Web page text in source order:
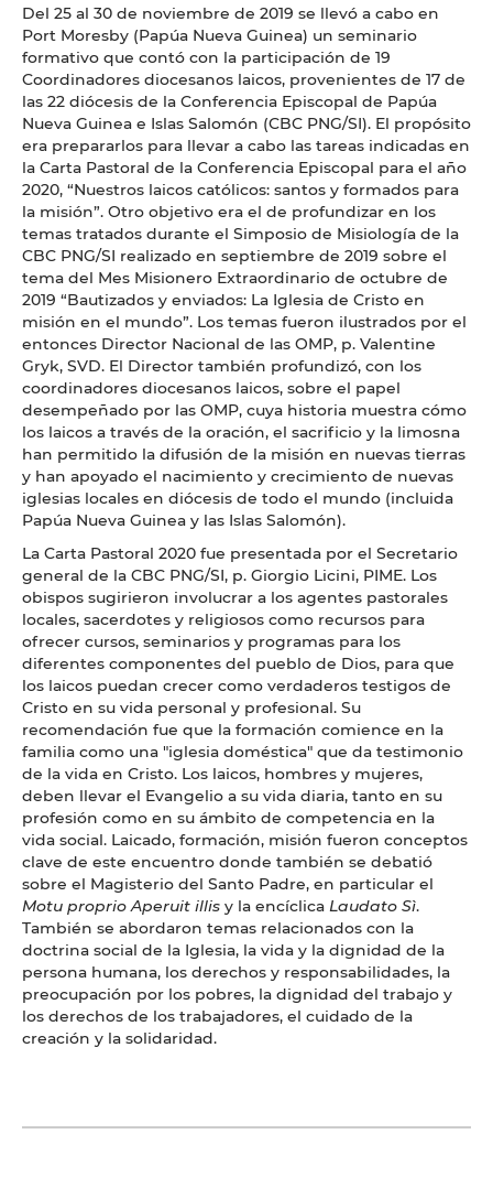
Del 25 al 30 de noviembre de 2019 se llevó a cabo en
Port Moresby (Papúa Nueva Guinea) un seminario
formativo que contó con la participación de 19
Coordinadores diocesanos laicos, provenientes de 17 de
las 22 diócesis de la Conferencia Episcopal de Papúa
Nueva Guinea e Islas Salomón (CBC PNG/SI). El propósito
era prepararlos para llevar a cabo las tareas indicadas en
la Carta Pastoral de la Conferencia Episcopal para el año
2020, “Nuestros laicos católicos: santos y formados para
la misión”. Otro objetivo era el de profundizar en los
temas tratados durante el Simposio de Misiología de la
CBC PNG/SI realizado en septiembre de 2019 sobre el
tema del Mes Misionero Extraordinario de octubre de
2019 “Bautizados y enviados: La Iglesia de Cristo en
misión en el mundo”. Los temas fueron ilustrados por el
entonces Director Nacional de las OMP, p. Valentine
Gryk, SVD. El Director también profundizó, con los
coordinadores diocesanos laicos, sobre el papel
desempeñado por las OMP, cuya historia muestra cómo
los laicos a través de la oración, el sacrificio y la limosna
han permitido la difusión de la misión en nuevas tierras
y han apoyado el nacimiento y crecimiento de nuevas
iglesias locales en diócesis de todo el mundo (incluida
Papúa Nueva Guinea y las Islas Salomón).
La Carta Pastoral 2020 fue presentada por el Secretario
general de la CBC PNG/SI, p. Giorgio Licini, PIME. Los
obispos sugirieron involucrar a los agentes pastorales
locales, sacerdotes y religiosos como recursos para
ofrecer cursos, seminarios y programas para los
diferentes componentes del pueblo de Dios, para que
los laicos puedan crecer como verdaderos testigos de
Cristo en su vida personal y profesional. Su
recomendación fue que la formación comience en la
familia como una "iglesia doméstica" que da testimonio
de la vida en Cristo. Los laicos, hombres y mujeres,
deben llevar el Evangelio a su vida diaria, tanto en su
profesión como en su ámbito de competencia en la
vida social. Laicado, formación, misión fueron conceptos
clave de este encuentro donde también se debatió
sobre el Magisterio del Santo Padre, en particular el
Motu proprio Aperuit illis y la encíclica Laudato Sì.
También se abordaron temas relacionados con la
doctrina social de la Iglesia, la vida y la dignidad de la
persona humana, los derechos y responsabilidades, la
preocupación por los pobres, la dignidad del trabajo y
los derechos de los trabajadores, el cuidado de la
creación y la solidaridad.